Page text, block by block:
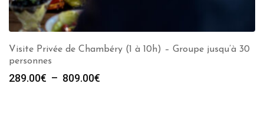
Visite Privée de Chambéry (1 à 10h) – Groupe jusqu’à 30
personnes
289.00€ – 809.00€